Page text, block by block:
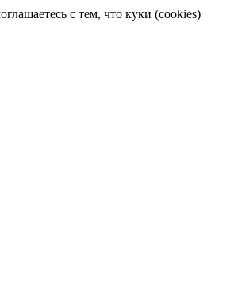
с тем, что куки (cookies)